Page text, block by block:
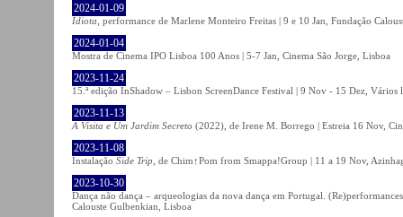
2024-01-09
Idiota , performance de Marlene Monteiro Freitas | 9 e 10 Jan, Fundação
2024-01-04
Mostra de Cinema IPO Lisboa 100 Anos | 5-7 Jan, Cinema São Jorge, Lisboa
2023-11-24
15.ª edição InShadow – Lisbon ScreenDance Festival | 9 Nov - 15 Dez, Vários
2023-11-13
A Visita e Um Jardim Secreto (2022), de Irene M. Borrego | Estreia 16 Nov,
2023-11-08
Instalação Side Trip , de Chim↑Pom from Smappa!Group | 11 a 19 Nov,
2023-10-30
Dança não dança – arqueologias da nova dança em Portugal.
Calouste Gulbenkian, Lisboa